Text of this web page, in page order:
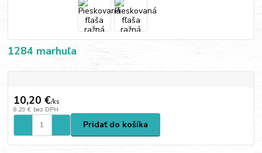
1284 marhuľa
10,20 €/ks
8,29 € bez DPH
Pridať do košíka